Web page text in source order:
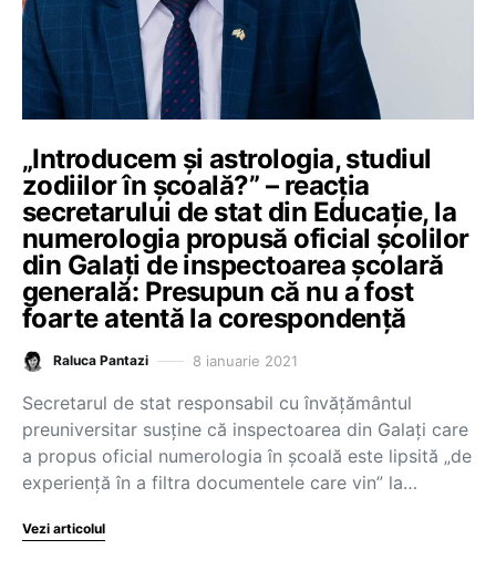
„Introducem și astrologia, studiul
zodiilor în școală?” – reacția
secretarului de stat din Educație, la
numerologia propusă oficial școlilor
din Galați de inspectoarea școlară
generală: Presupun că nu a fost
foarte atentă la corespondență
Raluca Pantazi 8 ianuarie 2021
Secretarul de stat responsabil cu învățământul
preuniversitar susține că inspectoarea din Galați care
a propus oficial numerologia în școală este lipsită „de
experiență în a filtra documentele care vin” la…
Vezi articolul